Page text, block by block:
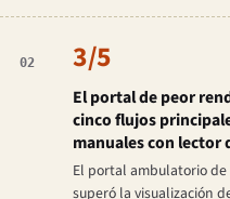
02 3/5
El portal de peor
cinco flujos
manuales con lector
El portal ambulatorio
superó la visualización